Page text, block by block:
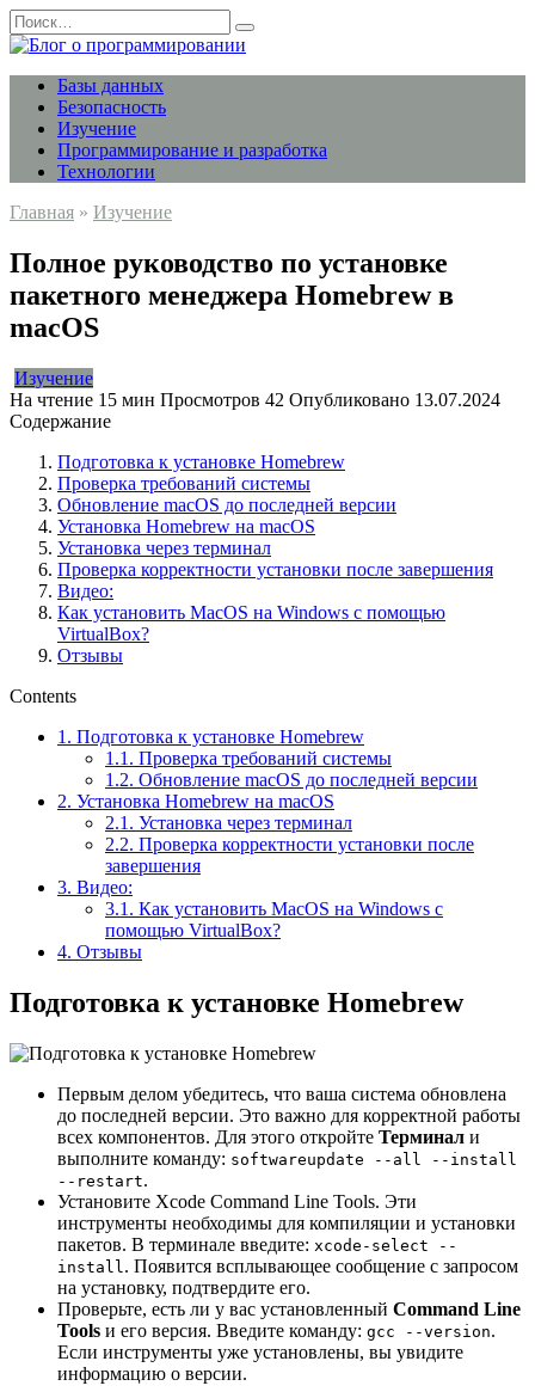
Перейти
к
содержанию
Search
for:
Базы данных
Безопасность
Изучение
Программирование и разработка
Технологии
Главная » Изучение
Полное руководство по установке
пакетного менеджера Homebrew в
macOS
Изучение
На чтение 15 мин Просмотров 42 Опубликовано 13.07.2024
Содержание
Подготовка к установке Homebrew
Проверка требований системы
Обновление macOS до последней версии
Установка Homebrew на macOS
Установка через терминал
Проверка корректности установки после завершения
Видео:
Как установить MacOS на Windows с помощью
VirtualBox?
Отзывы
Contents
1. Подготовка к установке Homebrew
1.1. Проверка требований системы
1.2. Обновление macOS до последней версии
2. Установка Homebrew на macOS
2.1. Установка через терминал
2.2. Проверка корректности установки после
завершения
3. Видео:
3.1. Как установить MacOS на Windows с
помощью VirtualBox?
4. Отзывы
Подготовка к установке Homebrew
Первым делом убедитесь, что ваша система обновлена
до последней версии. Это важно для корректной работы
всех компонентов. Для этого откройте Терминал и
выполните команду: softwareupdate --all --install
--restart.
Установите Xcode Command Line Tools. Эти
инструменты необходимы для компиляции и установки
пакетов. В терминале введите: xcode-select --
install . Появится всплывающее сообщение с запросом
на установку, подтвердите его.
Проверьте, есть ли у вас установленный Command Line
Tools и его версия. Введите команду: gcc --version.
Если инструменты уже установлены, вы увидите
информацию о версии.